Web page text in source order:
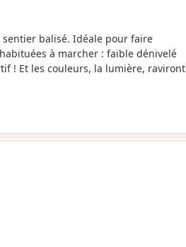
balisé. Idéale pour faire
à marcher : faible dénivelé
! Et les couleurs, la lumière, raviront